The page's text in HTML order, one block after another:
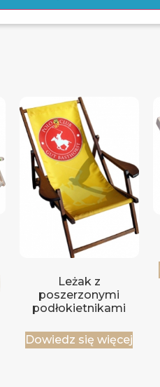
Leżak z
poszerzonymi
podłokietnikami
Dowiedz się więcej